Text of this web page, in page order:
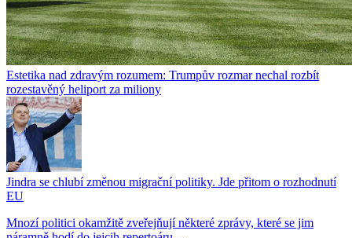
Estetika nad zdravým rozumem: Trumpův rozmar nechal rozbít
rozestavěný heliport za miliony
Jindra se chlubí změnou migrační politiky. Jde přitom o rozhodnutí
EU
Mnozí politici okamžitě zveřejňují některé zprávy, které se jim